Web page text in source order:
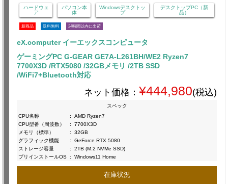
ハードウェ
ア
パソコン本
体
Windowsデスクトッ
プ
デスクトップPC（新
品）
新商品 送料無料 24時間以内に出荷
eX.computer イーエックスコンピュータ
ゲーミングPC G-GEAR GE7A-L261BH/WE2 Ryzen7
7700X3D /RTX5080 /32GBメモリ /2TB SSD
/WiFi7+Bluetooth対応
ネット価格： ¥444,980(税込)
スペック
CPU名称
:
AMD Ryzen7
CPU型番（周波数）
:
7700X3D
メモリ（標準）
:
32GB
グラフィック機能
:
GeForce RTX 5080
ストレージ容量
:
2TB (M.2 NVMe SSD)
プリインストールOS : Windows11 Home
在庫状況